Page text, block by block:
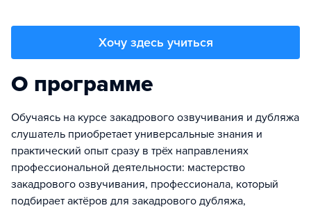
Хочу здесь учиться
О программе
Обучаясь на курсе закадрового озвучивания и дубляжа
слушатель приобретает универсальные знания и
практический опыт сразу в трёх направлениях
профессиональной деятельности: мастерство
закадрового озвучивания, профессионала, который
подбирает актёров для закадрового дубляжа,